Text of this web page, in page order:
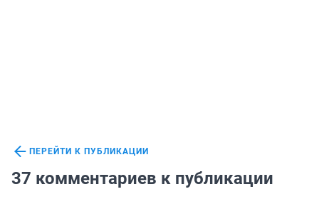
ПЕРЕЙТИ К ПУБЛИКАЦИИ
37 комментариев к публикации